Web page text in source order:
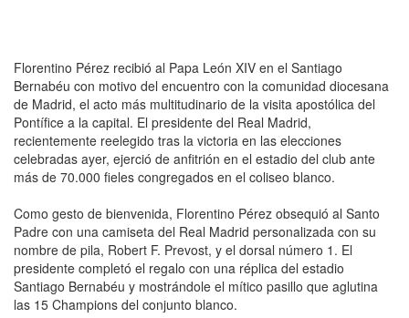
Florentino Pérez recibió al Papa León XIV en el Santiago
Bernabéu con motivo del encuentro con la comunidad diocesana
de Madrid, el acto más multitudinario de la visita apostólica del
Pontífice a la capital. El presidente del Real Madrid,
recientemente reelegido tras la victoria en las elecciones
celebradas ayer, ejerció de anfitrión en el estadio del club ante
más de 70.000 fieles congregados en el coliseo blanco.
Como gesto de bienvenida, Florentino Pérez obsequió al Santo
Padre con una camiseta del Real Madrid personalizada con su
nombre de pila, Robert F. Prevost, y el dorsal número 1. El
presidente completó el regalo con una réplica del estadio
Santiago Bernabéu y mostrándole el mítico pasillo que aglutina
las 15 Champions del conjunto blanco.